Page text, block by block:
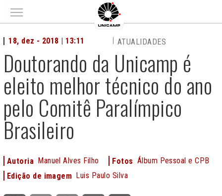
Main menu
Doutorando da Unicamp é
eleito melhor técnico do ano
pelo Comitê Paralímpico
Brasileiro
18, dez - 2018 | 13:11 ATUALIDADES
Autoria Manuel Alves Filho Fotos Álbum Pessoal e CPB
Edição de imagem Luis Paulo Silva